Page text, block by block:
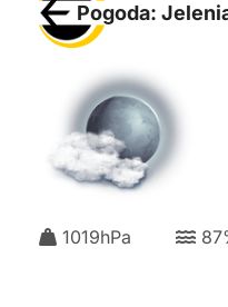
Pogoda:
1019hPa 87